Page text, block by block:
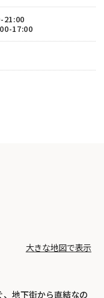
21:00
17:00
地下街から直結なの
大きな地図で表示